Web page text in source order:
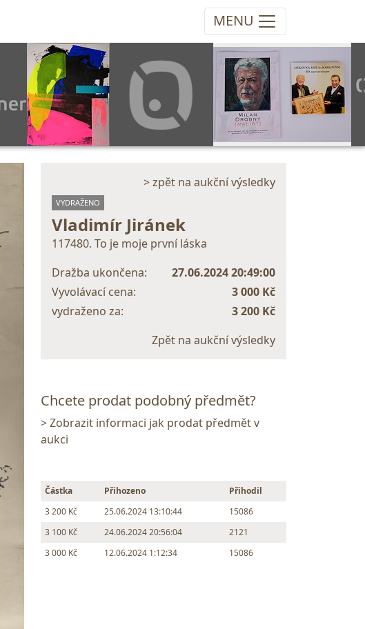
MENU
> zpět na aukční výsledky
VYDRAŽENO
Vladimír Jiránek
117480. To je moje první láska
Dražba ukončena:
27.06.2024 20:49:00
Vyvolávací cena:
3 000 Kč
vydraženo za:
3 200 Kč
Zpět na aukční výsledky
Chcete prodat podobný předmět?
> Zobrazit informaci jak prodat předmět v
aukci
Částka Přihozeno
Přihodil
3 200 Kč
25.06.2024 13:10:44
15086
3 100 Kč
24.06.2024 20:56:04
2121
3 000 Kč
12.06.2024 1:12:34 15086